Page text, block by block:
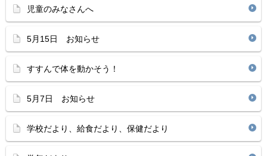
児童のみなさんへ
5月15日 お知らせ
すすんで体を動かそう！
5月7日 お知らせ
学校だより、給食だより、保健だより